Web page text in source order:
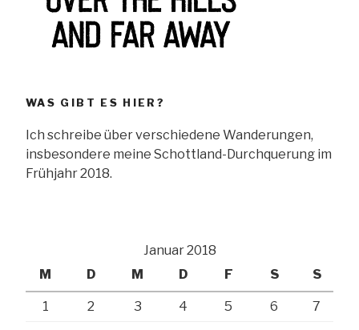
WAS GIBT ES HIER?
Ich schreibe über verschiedene Wanderungen,
insbesondere meine Schottland-Durchquerung im
Frühjahr 2018.
Januar 2018
M
D M D F S S
1 2 3 4 5 6
7